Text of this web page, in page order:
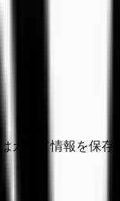
カード情報を保存